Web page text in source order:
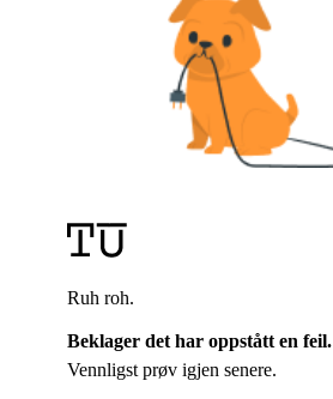
Ruh roh.
Beklager det har oppstått en feil.
Vennligst prøv igjen senere.